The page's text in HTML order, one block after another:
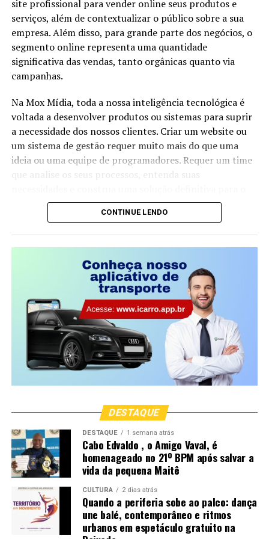
Mais do que discutir o “fim do PT”, o debate político
atual gira em torno da transformação dos partidos
tradicionais diante de uma sociedade cada vez mais
conectada, polarizada e exigente. O futuro da legenda
dependerá de sua capacidade de renovação, de
sua relevância junto ao eleitorado brasileiro.
FONTE: Volnei Barboza
aliados do ex-presidente, o texto ganhou uma nova
discussão na Câmara…
BRASIL DAS INJUSTIÇAS… E O POVO PAGA A CONTA.
site profissional para vender online seus produtos e
serviços, além de contextualizar o público sobre a sua
empresa. Além disso, para grande parte dos negócios, o
segmento online representa uma quantidade
significativa das vendas, tanto orgânicas quanto via
campanhas.
Na Mox Mídia, toda a nossa inteligência tecnológica é
voltada a desenvolver produtos ou sistemas para suprir
a necessidade dos nossos clientes. Criar um website ou
um sistema de gestão requer muito mais do que uma
ideia ou uma equipe de programadores. Requer um time
que analise os seus processos, entenda suas
seu problema.
vendedor e bem escrito. Mas não podemos esquecer de
manter a estrutura perfeito para buscadores. Este é o
segundo fator mais importante para o sucesso da sua
Nossa preocupação é construir uma base sólida para
humanos e para a máquina, seguindo uma semântica
ideal para indexar o seu site e trazer bons resultados
orgânicos.
CONTATO:
Site:https://moxmidia.com.br/
E-mail: moxmidia@moxmidia.com.br
Telefone/ Whatsapp:(41) 9 9735-5599
CONTINUE LENDO
DESTAQUE
DESTAQUE 1 semana atrás
Cabo Edvaldo , o Amigo Vaval, é
homenageado no 21º BPM após salvar a
vida da pequena Maitê
CULTURA 2 dias atrás
Quando a periferia sobe ao palco: dança
une balé, contemporâneo e ritmos
urbanos em espetáculo gratuito na